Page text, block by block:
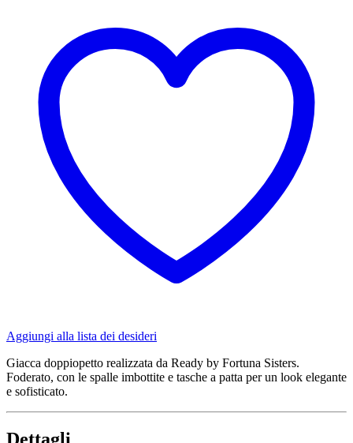
Aggiungi alla lista dei desideri
Giacca doppiopetto realizzata da Ready by Fortuna Sisters.
Foderato, con le spalle imbottite e tasche a patta per un look elegante
e sofisticato.
Dettagli